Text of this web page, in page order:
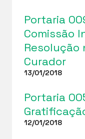
Portaria
Comissão
Resolução
Curador
13/01/2018
Portaria
12/01/2018